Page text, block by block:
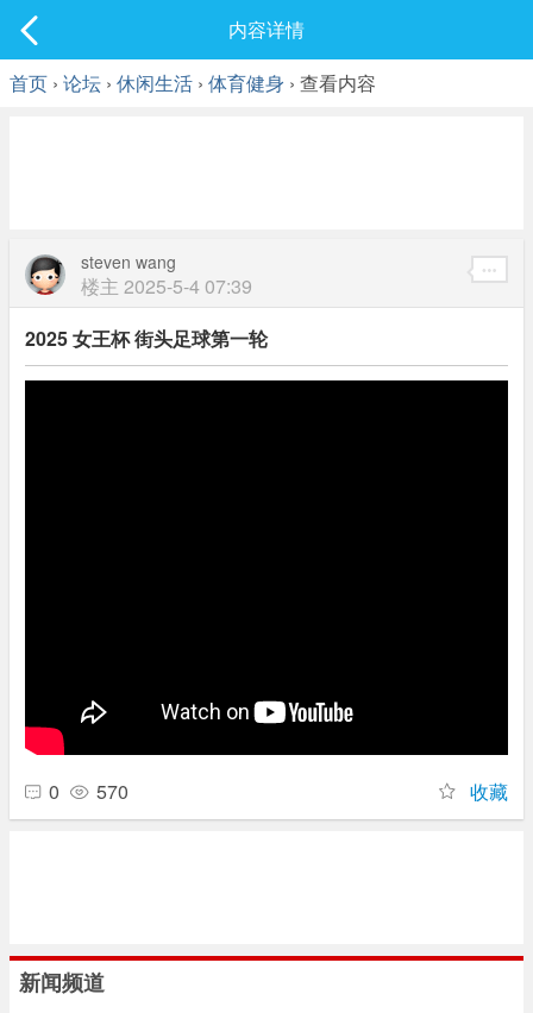
最新发表
内容详情
首页 › 论坛 › 休闲生活 › 体育健身 › 查看内容
steven wang
楼主 2025-5-4 07:39
2025 女王杯 街头足球第一轮
0 570 收藏
新闻频道